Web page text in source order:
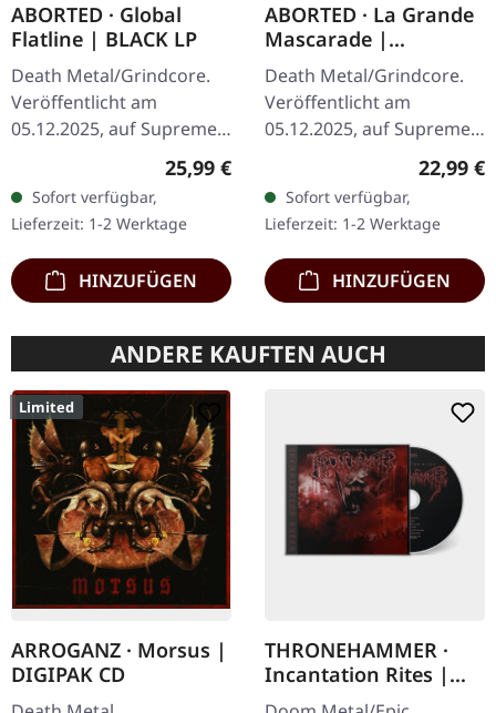
ABORTED · Global
Flatline | BLACK LP
Death Metal/Grindcore.
Veröffentlicht am
05.12.2025, auf Supreme
Schwarzes Vinyl im
Gatefold-Cover. Vinyl-
Spezifikationen: ·
Schweres,…
Regulärer Preis:
25,99 €
Sofort verfügbar,
Lieferzeit: 1-2 Werktage
HINZUFÜGEN
ABORTED · La Grande
Mascarade |
TRANSPARENT
RED/BLACK LP
Death Metal/Grindcore.
Veröffentlicht am
05.12.2025, auf Supreme
Chaos Records. Zum
ersten Mal auf Vinyl mit
speziellem Mastering
extra für Vinyl.…
22,99 €
Sofort verfügbar,
Lieferzeit: 1-2 Werktage
HINZUFÜGEN
ANDERE KAUFTEN AUCH
Limited
ARROGANZ · Morsus |
DIGIPAK CD
THRONEHAMMER ·
Incantation Rites |
JEWELCASE CD